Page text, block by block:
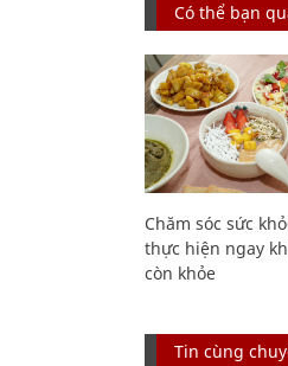
Có thể bạn
Chăm sóc sức
thực hiện ngay
còn khỏe
Tin cùng